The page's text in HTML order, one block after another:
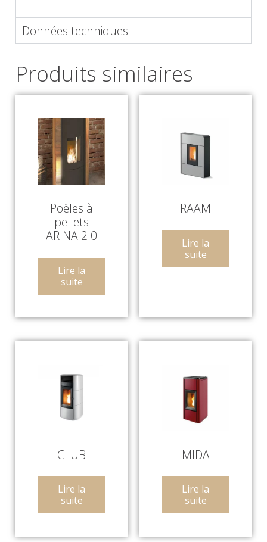
Données techniques
Produits similaires
Poêles à
pellets
ARINA 2.0
Lire la
suite
RAAM
Lire la
suite
CLUB
Lire la
suite
MIDA
Lire la
suite